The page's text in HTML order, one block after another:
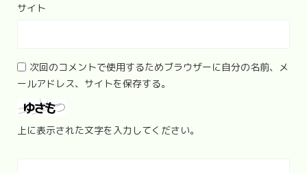
サイト
次回のコメントで使用するためブラウザーに自分の名前、メ
ールアドレス、サイトを保存する。
上に表示された文字を入力してください。